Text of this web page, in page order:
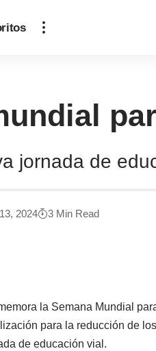
jornada de
2024 3 Min Read
la Semana Mundial
para la reducción de
de educación vial.